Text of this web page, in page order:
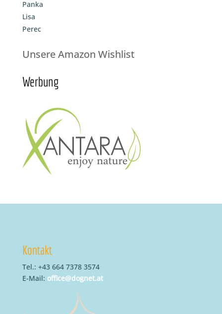
Panka
Lisa
Perec
Unsere Amazon Wishlist
Werbung
Kontakt
Tel.: +43 664 7378 3574
E-Mail: office@dognet.at